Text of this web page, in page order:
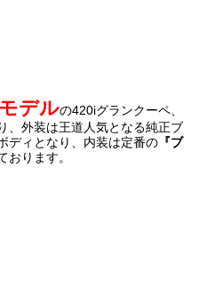
デルの420iグランクーペ、
、外装は王道人気となる純正ブ
ディとなり、内装は定番の 『ブ
おります。